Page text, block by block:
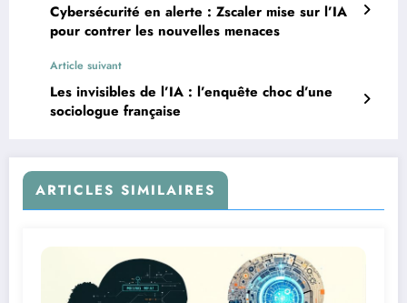
Cybersécurité en alerte : Zscaler mise sur l’IA
pour contrer les nouvelles menaces
Article suivant
Les invisibles de l’IA : l’enquête choc d’une
sociologue française
ARTICLES SIMILAIRES